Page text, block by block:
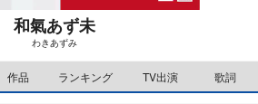
M
u
t
和氣あず未
わきあずみ
作品 ランキング TV出演 歌詞